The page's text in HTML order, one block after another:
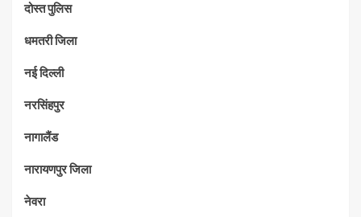
दोस्त पुलिस
धमतरी जिला
नई दिल्ली
नरसिंहपुर
नागालैंड
नारायणपुर जिला
नेवरा